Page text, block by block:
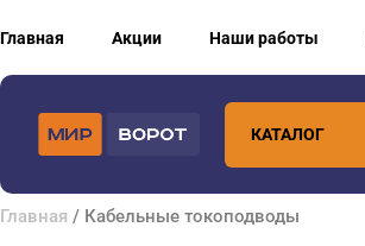
Главная Акции Наши работы
КАТАЛОГ
Главная / Кабельные токоподводы